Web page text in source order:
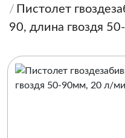
Пистолет
90, длина гвоздя